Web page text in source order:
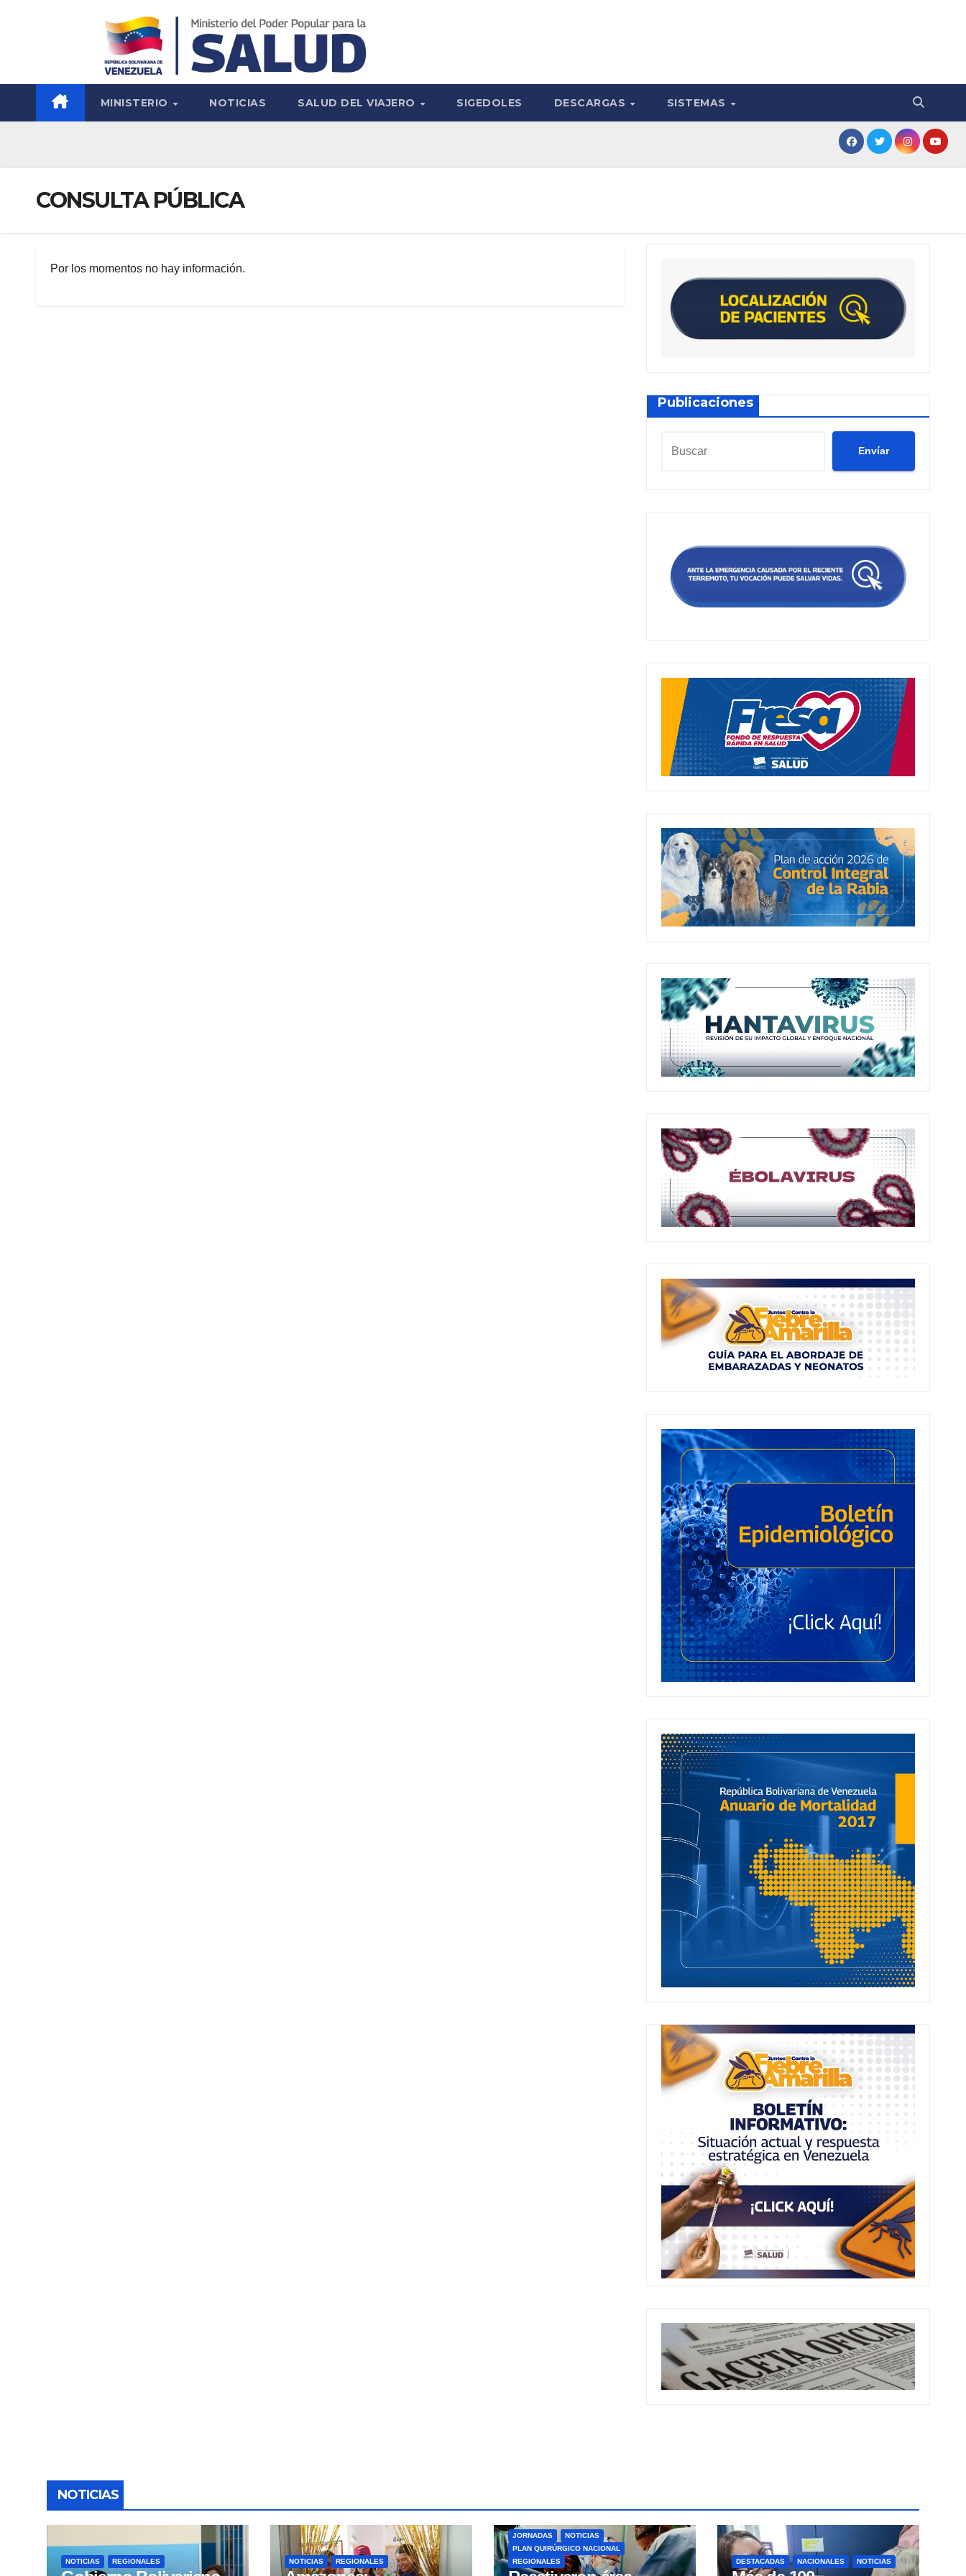
MINISTERIO NOTICIAS SALUD DEL VIAJERO SIGEDOLES DESCARGAS SISTEMAS
CONSULTA PÚBLICA
Por los momentos no hay información.
Publicaciones
Envíar
NOTICIAS
NOTICIAS REGIONALES NOTICIAS REGIONALES
JORNADAS
NOTICIAS
PLAN QUIRÚRGICO NACIONAL
REGIONALES
DESTACADAS NACIONALES NOTICIAS